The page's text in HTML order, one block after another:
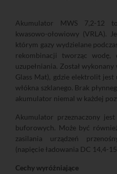
Akumulator MWS 7,2-12
kwasowo-ołowiowy (VRLA).
którym gazy wydzielane
rekombinacji tworząc wodę,
uzupełniania. Został
Glass Mat), gdzie elektrolit
włókna szklanego. Brak
akumulator niemal w każdej
Akumulator przeznaczony
buforowych. Może być
zasilania urządzeń
(napięcie ładowania DC 14,4-
Cechy wyróżniające